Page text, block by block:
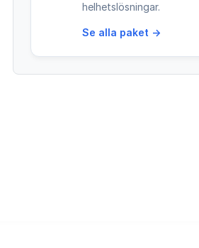
helhetslösningar.
Se alla paket →